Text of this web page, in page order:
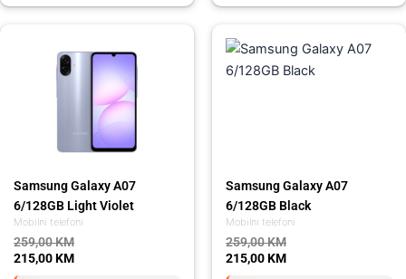
Mobilni telefoni
Samsung Galaxy A07
6/128GB Light Violet
259,00KM
259,00 KM.
215,00KM
215,00 KM.
Mobilni telefoni
Samsung Galaxy A07
6/128GB Black
259,00KM
price
was:
259,00 KM.
215,00KM
price
is:
215,00 KM.